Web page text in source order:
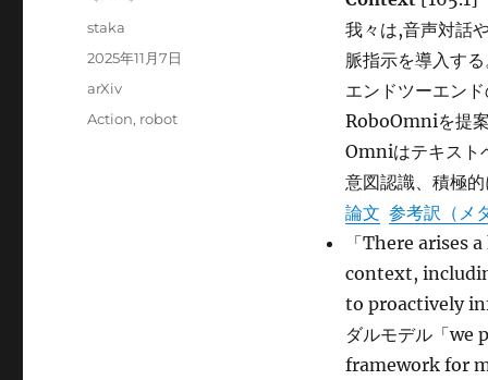
我々は,音声対話
脈指示を導入す
エンドツーエン
RoboOmniを提
Omniはテキスト
意図認識、積極的
論文 参考訳（メ
「There arises
context,
to proactively
ダルモデル「
framework for
投
staka
投
2025年11月7日
カ
arXiv
タ
Action, robot